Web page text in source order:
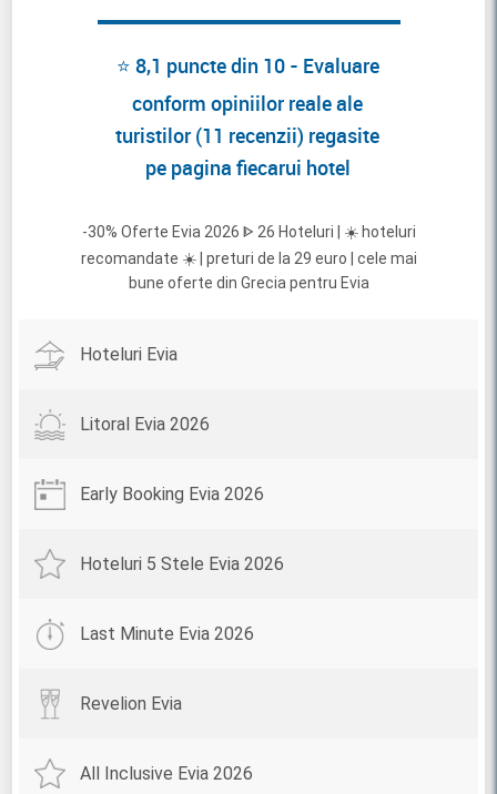
⭐ 8,1 puncte din 10 - Evaluare
conform opiniilor reale ale
turistilor (11 recenzii) regasite
pe pagina fiecarui hotel
-30% Oferte Evia 2026 ᐈ 26 Hoteluri | ☀️ hoteluri
recomandate ☀️ | preturi de la 29 euro | cele mai
bune oferte din Grecia pentru Evia
Hoteluri Evia
Litoral Evia 2026
Early Booking Evia 2026
Hoteluri 5 Stele Evia 2026
Last Minute Evia 2026
Revelion Evia
All Inclusive Evia 2026